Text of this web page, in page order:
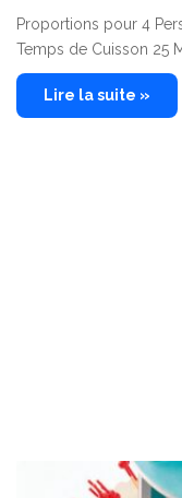
Proportions pour 4
Temps de Cuisson 25
Lire la suite »